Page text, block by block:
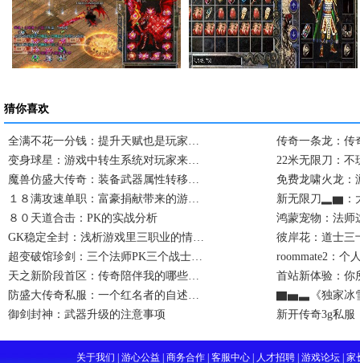
猜你喜欢
全满不花一分钱：提升天赋也是玩家…
传奇一条龙：
变身球星：游戏中转生系统对玩家来…
22米无限刀：
魔兽仿盛大传奇：装备武器属性转移…
免费龙啸火龙
１８满攻速单职：富豪捐献带来的游…
新无限刀▂▆：
８０天道合击：PK的实战分析
鸿蒙宠物：法
GK稳定全封：浅析游戏里三职业的情…
彼岸花：道士
超变破馆珍剑：三个法师PK三个战士…
roommate2：个
天之新阶段首区：传奇陪伴我的哪些…
首站新体验：
防盛大传奇私服：一个红名者的自述…
▇▅▃《独家冰
御剑封神：武器升级的注意事项
新开传奇3g私
关于我们 | 游心公益 | 商务合作 | 客服中心 | 人才招聘 | 游戏论坛 |